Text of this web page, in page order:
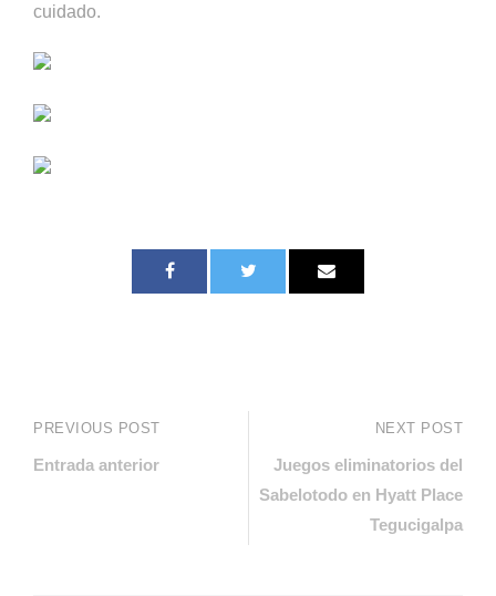
cuidado.
PREVIOUS POST
Entrada anterior
NEXT POST
Juegos eliminatorios del
Sabelotodo en Hyatt Place
Tegucigalpa